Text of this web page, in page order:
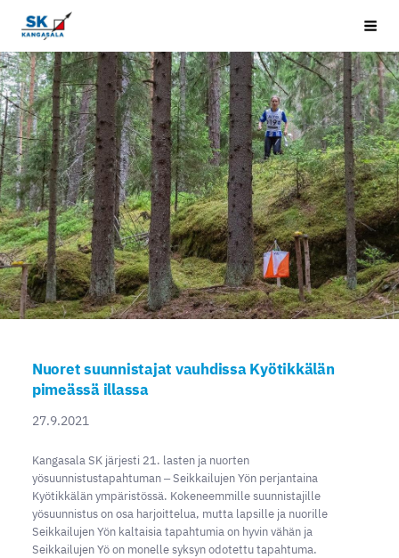
Siirry
sivun
sisältöön
Kangasala SK
Nuoret suunnistajat vauhdissa Kyötikkälän
pimeässä illassa
27.9.2021
Kangasala SK järjesti 21. lasten ja nuorten
yösuunnistustapahtuman ‒ Seikkailujen Yön perjantaina
Kyötikkälän ympäristössä. Kokeneemmille suunnistajille
yösuunnistus on osa harjoittelua, mutta lapsille ja nuorille
Seikkailujen Yön kaltaisia tapahtumia on hyvin vähän ja
Seikkailujen Yö on monelle syksyn odotettu tapahtuma.